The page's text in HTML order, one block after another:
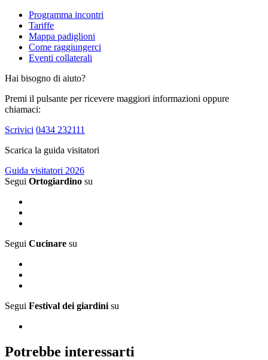
Programma incontri
Tariffe
Mappa padiglioni
Come raggiungerci
Eventi collaterali
Hai bisogno di aiuto?
Premi il pulsante per ricevere maggiori informazioni oppure
chiamaci:
Scrivici 0434 232111
Scarica la guida visitatori
Guida visitatori 2026
Segui Ortogiardino su
Segui Cucinare su
Segui Festival dei giardini su
Potrebbe interessarti